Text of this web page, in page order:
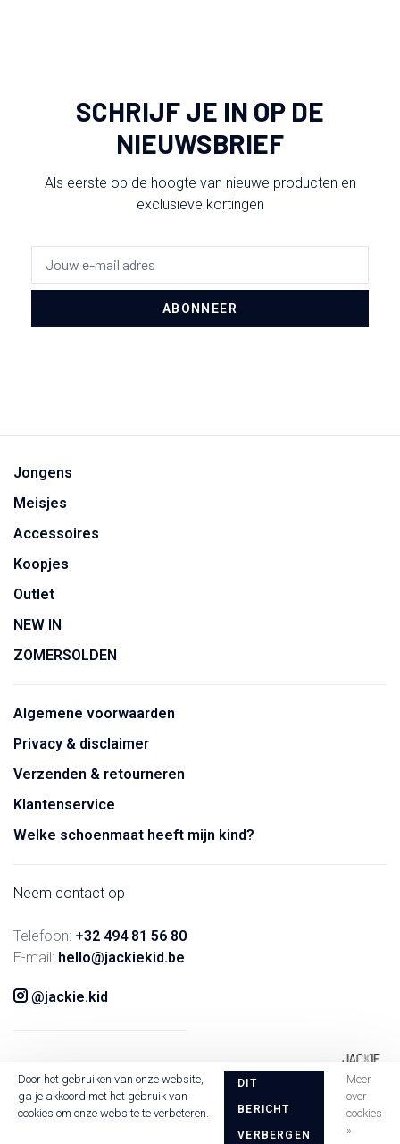
SCHRIJF JE IN OP DE
NIEUWSBRIEF
Als eerste op de hoogte van nieuwe producten en
exclusieve kortingen
ABONNEER
Jongens
Meisjes
Accessoires
Koopjes
Outlet
NEW IN
ZOMERSOLDEN
Algemene voorwaarden
Privacy & disclaimer
Verzenden & retourneren
Klantenservice
Welke schoenmaat heeft mijn kind?
Neem contact op
Telefoon: +32 494 81 56 80
E-mail: hello@jackiekid.be
@jackie.kid
Door het gebruiken van onze website,
ga je akkoord met het gebruik van
cookies om onze website te verbeteren.
DIT
BERICHT
VERBERGEN
Meer
over
cookies
»